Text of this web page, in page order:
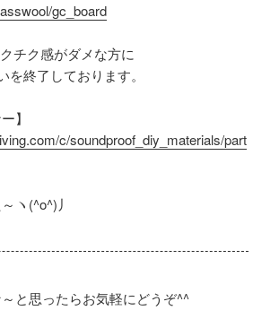
gc_board
チク感がダメな方に
を終了しております。
】
c/soundproof_diy_materials/part
ヽ(^o^)丿
と思ったらお気軽にどうぞ^^